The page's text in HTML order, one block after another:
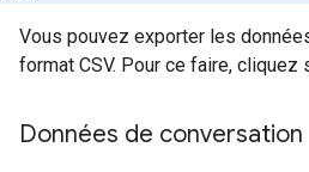
Vous pouvez exporter les
format CSV. Pour ce faire, cliquez
Données de conversation